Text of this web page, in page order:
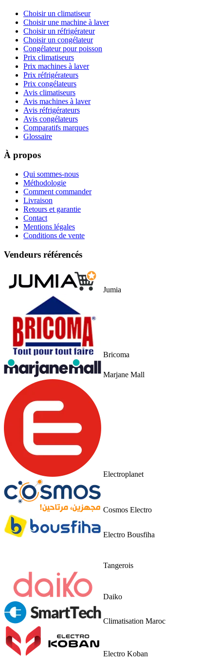
Choisir un climatiseur
Choisir une machine à laver
Choisir un réfrigérateur
Choisir un congélateur
Congélateur pour poisson
Prix climatiseurs
Prix machines à laver
Prix réfrigérateurs
Prix congélateurs
Avis climatiseurs
Avis machines à laver
Avis réfrigérateurs
Avis congélateurs
Comparatifs marques
Glossaire
À propos
Qui sommes-nous
Méthodologie
Comment commander
Livraison
Retours et garantie
Contact
Mentions légales
Conditions de vente
Vendeurs référencés
Jumia
Bricoma
Marjane Mall
Electroplanet
Cosmos Electro
Electro Bousfiha
Tangerois
Daiko
Climatisation Maroc
Electro Koban